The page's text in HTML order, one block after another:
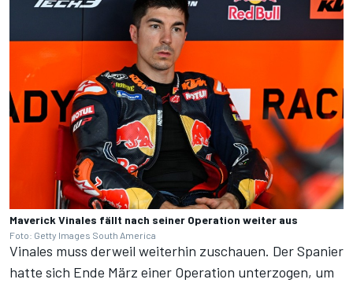
Maverick Vinales fällt nach seiner Operation weiter aus
Foto: Getty Images South America
Vinales muss derweil weiterhin zuschauen. Der Spanier
hatte sich Ende März einer Operation unterzogen, um